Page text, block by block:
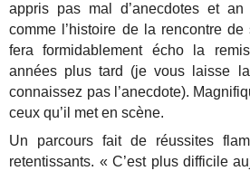
appris pas mal d’anecdotes et an
comme l’histoire de la rencontre
fera formidablement écho la
années plus tard (je vous laisse
connaissez pas l’anecdote).
ceux qu’il met en scène.
Un parcours fait de réussites
retentissants. « C’est plus difficile